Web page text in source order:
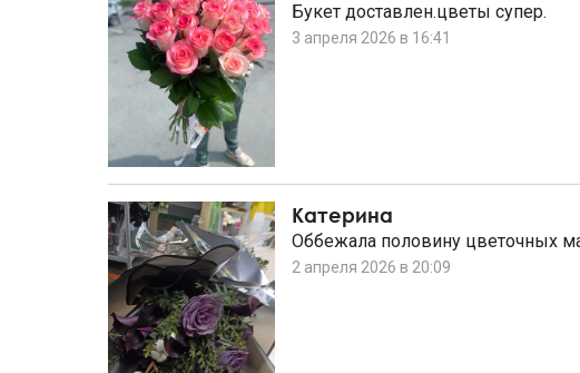
Букет доставлен.цветы супер.
3 апреля 2026 в 16:41
Катерина
Оббежала половину цветочных
2 апреля 2026 в 20:09